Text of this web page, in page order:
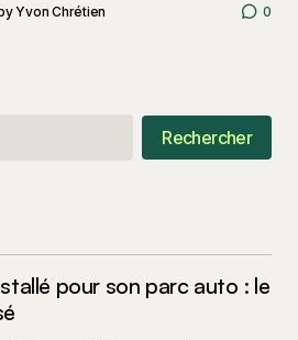
Yvon Chrétien 0
Rechercher
pour son parc auto : le